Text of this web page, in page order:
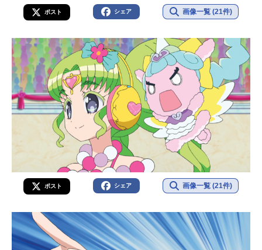
ポスト シェア 画像一覧 (21件)
ポスト シェア 画像一覧 (21件)